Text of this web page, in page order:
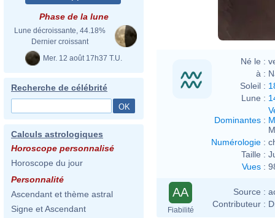
Phase de la lune
Lune décroissante, 44.18%
Dernier croissant
Mer. 12 août 17h37 T.U.
Recherche de célébrité
Calculs astrologiques
Horoscope personnalisé
Horoscope du jour
Personnalité
Ascendant et thème astral
Signe et Ascendant
Né le :
à :
Soleil :
Lune :
Dominantes :
Numérologie :
Taille :
Vues :
AA
Fiabilité
Source :
Contributeur :